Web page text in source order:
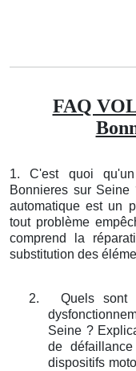
FAQ
1. C'est quoi
Bonnieres sur
automatique est un
tout problème
comprend la
substitution des
2.
Quels sont
Seine ?
de
dispositifs